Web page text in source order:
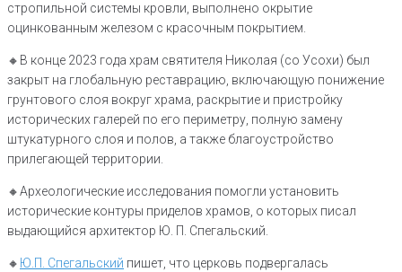
стропильной системы кровли, выполнено окрытие
оцинкованным железом с красочным покрытием.
🔸В конце 2023 года храм святителя Николая (со Усохи) был
закрыт на глобальную реставрацию, включающую понижение
грунтового слоя вокруг храма, раскрытие и пристройку
исторических галерей по его периметру, полную замену
штукатурного слоя и полов, а также благоустройство
прилегающей территории.
🔸Археологические исследования помогли установить
исторические контуры приделов храмов, о которых писал
выдающийся архитектор Ю. П. Спегальский.
🔸 Ю.П. Спегальский пишет, что церковь подвергалась